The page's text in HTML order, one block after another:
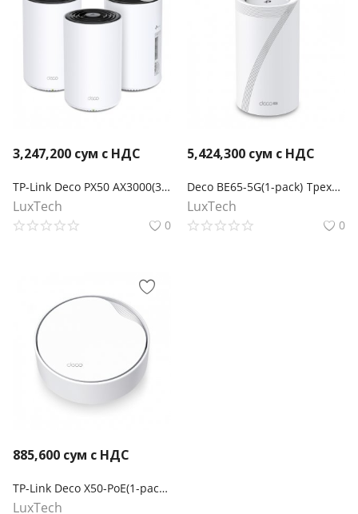
3,247,200 сум с НДС
TP-Link Deco PX50 AX3000(3-pack)
LuxTech
0
5,424,300 сум с НДС
Deco BE65-5G(1-pack) Трехдиапазонная Mesh-модуль Wi-Fi 7 BE11000 с поддержкой 5G
LuxTech
0
885,600 сум с НДС
TP-Link Deco X50-PoE(1-pack) Mesh-модуль AX3000 с поддержкой PoE
LuxTech